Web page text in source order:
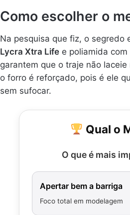
Como escolher o
Na pesquisa que fiz, o segredo
Lycra Xtra Life e poliamida
garantem que o traje não
o forro é reforçado, pois é ele
sem sufocar.
Qual o
O que é mais
Apertar bem a barriga
Foco total em modelagem